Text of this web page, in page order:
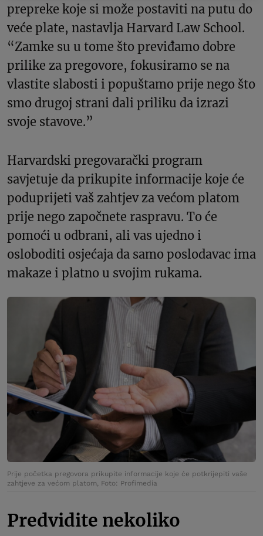
prepreke koje si može postaviti na putu do
veće plate, nastavlja Harvard Law School.
“Zamke su u tome što previđamo dobre
prilike za pregovore, fokusiramo se na
vlastite slabosti i popuštamo prije nego što
smo drugoj strani dali priliku da izrazi
svoje stavove.”
Harvardski pregovarački program
savjetuje da prikupite informacije koje će
poduprijeti vaš zahtjev za većom platom
prije nego započnete raspravu. To će
pomoći u odbrani, ali vas ujedno i
osloboditi osjećaja da samo poslodavac ima
makaze i platno u svojim rukama.
Prije početka pregovora prikupite informacije koje će potkrijepiti vaše
zahtjeve za većom platom, Foto: Profimedia
Predvidite nekoliko